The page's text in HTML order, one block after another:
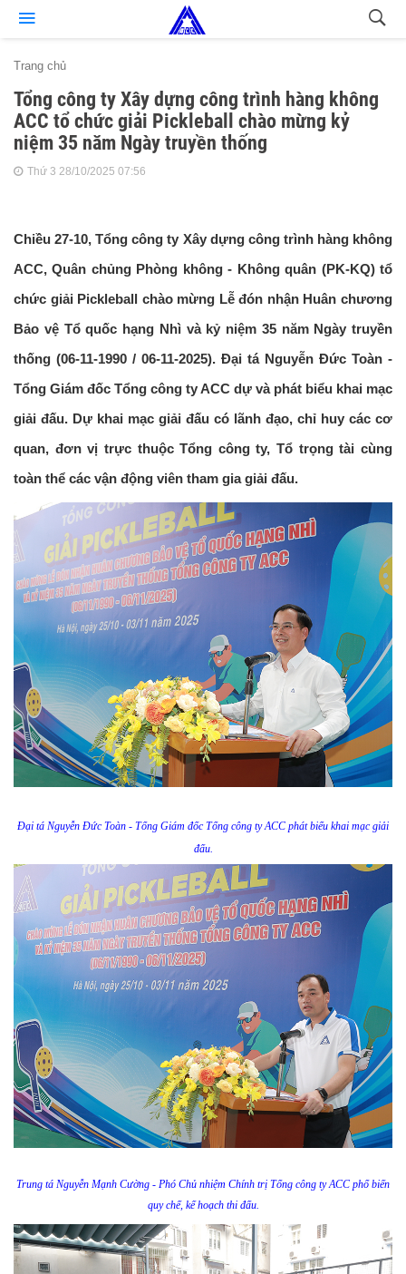
Trang chủ
Tổng công ty Xây dựng công trình hàng không
ACC tổ chức giải Pickleball chào mừng kỷ
niệm 35 năm Ngày truyền thống
Thứ 3 28/10/2025 07:56
Chiều 27-10, Tổng công ty Xây dựng công trình hàng không
ACC, Quân chủng Phòng không - Không quân (PK-KQ) tổ
chức giải Pickleball chào mừng Lễ đón nhận Huân chương
Bảo vệ Tổ quốc hạng Nhì và kỷ niệm 35 năm Ngày truyền
thống (06-11-1990 / 06-11-2025). Đại tá Nguyễn Đức Toàn -
Tổng Giám đốc Tổng công ty ACC dự và phát biểu khai mạc
giải đấu. Dự khai mạc giải đấu có lãnh đạo, chỉ huy các cơ
quan, đơn vị trực thuộc Tổng công ty, Tổ trọng tài cùng
toàn thể các vận động viên tham gia giải đấu.
Đại tá Nguyễn Đức Toàn - Tổng Giám đốc Tổng công ty ACC phát biểu khai mạc giải
đấu.
Trung tá Nguyễn Mạnh Cường - Phó Chủ nhiệm Chính trị Tổng công ty ACC phổ biến
quy chế, kế hoạch thi đấu.